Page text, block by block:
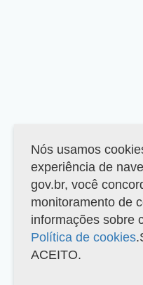
Nós usamos
experiência de
gov.br, você
monitoramento de
informações sobre
Política de cookies
ACEITO.